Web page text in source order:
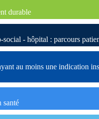
durable
- hôpital : parcours
au moins une indication
santé